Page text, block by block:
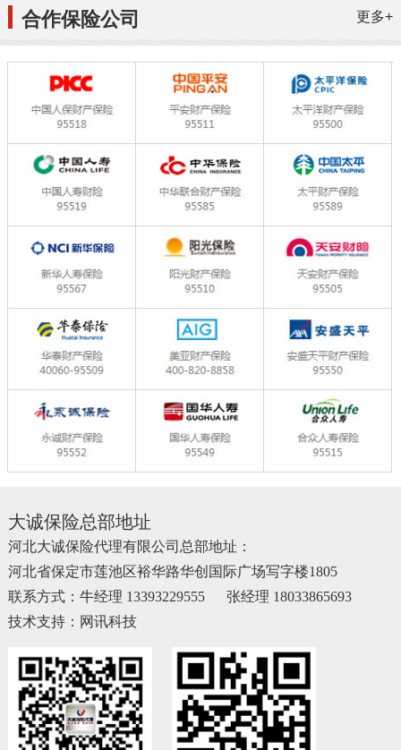
更多+
合作保险公司
大诚保险总部地址
河北大诚保险代理有限公司总部地址：
河北省保定市莲池区裕华路华创国际广场写字楼1805
联系方式：牛经理 13393229555
张经理 18033865693
技术支持： 网讯科技